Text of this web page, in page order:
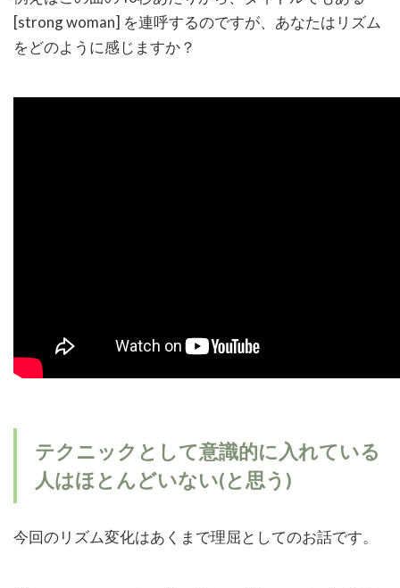
[strong woman] を連呼するのですが、あなたはリズム
をどのように感じますか？
テクニックとして意識的に入れている
人はほとんどいない(と思う )
今回のリズム変化はあくまで理屈としてのお話です。